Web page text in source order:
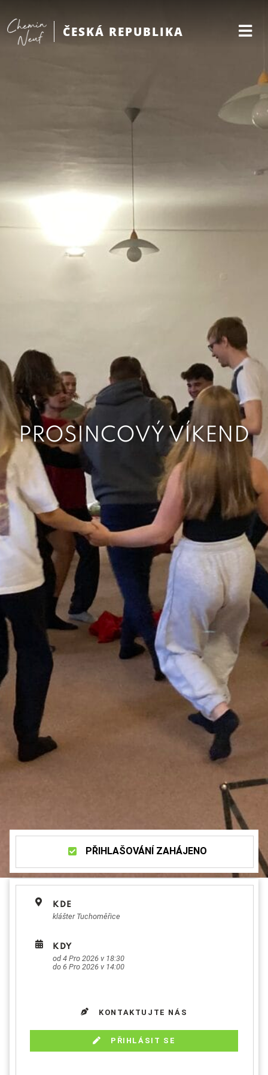
ČESKÁ REPUBLIKA
PROSINCOVÝ VÍKEND
PŘIHLAŠOVÁNÍ ZAHÁJENO
KDE
klášter Tuchoměřice
KDY
od 4 Pro 2026 v 18:30
do 6 Pro 2026 v 14:00
KONTAKTUJTE NÁS
PŘIHLÁSIT SE